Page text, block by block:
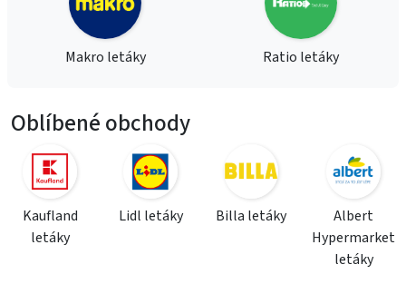
Makro letáky Ratio letáky
Oblíbené obchody
Kaufland
letáky
Lidl letáky Billa letáky
Albert
Hypermarket
letáky